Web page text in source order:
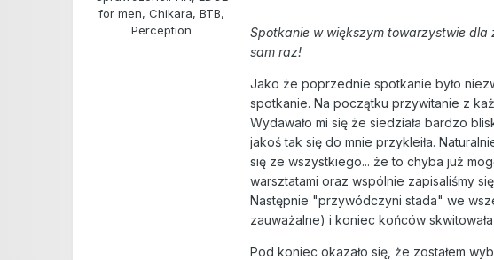
for men, Chikara, BTB,
Perception
Spotkanie w większym towarzystwie
sam raz!
Jako że poprzednie spotkanie było
spotkanie. Na początku przywitanie z
Wydawało mi się że siedziała bardzo
jakoś tak się do mnie przykleiła.
się ze wszystkiego... że to chyba już
warsztatami oraz wspólnie zapisaliśmy
Następnie "przywódczyni stada" we
zauważalne) i koniec końców
Pod koniec okazało się, że zostałem